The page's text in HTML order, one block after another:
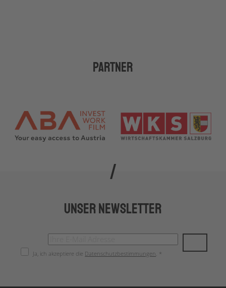
Partner
Unser Newsletter
Ja, ich akzeptiere die Datenschutzbestimmungen. *